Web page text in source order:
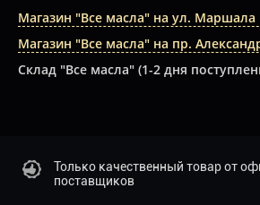
Склад "Все масла" (1-2 дня
Только качественный товар от
поставщиков